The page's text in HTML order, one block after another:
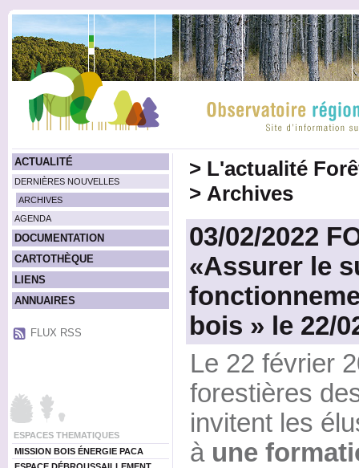
ACTUALITÉ
DERNIÈRES NOUVELLES
ARCHIVES
AGENDA
DOCUMENTATION
CARTOTHÈQUE
LIENS
ANNUAIRES
FLUX RSS
ESPACES THEMATIQUES
MISSION BOIS ÉNERGIE PACA
> L'actualité
> Archives
03/02/2022
«Assurer le
bois » le 22/
Le 22 février
forestières
invitent les
à une